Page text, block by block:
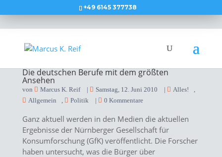
+49 6145 377738
Die deutschen Berufe mit dem größten
Ansehen
von Marcus K. Reif | Samstag, 12. Juni 2010 | Alles!
,
Allgemein
, Politik | 0 Kommentare
Ganz aktuell werden in den Medien die aktuellen
Ergebnisse der Nürnberger Gesellschaft für
Konsumforschung (GfK) veröffentlicht. Die Forscher
haben untersucht, was die Bürger über